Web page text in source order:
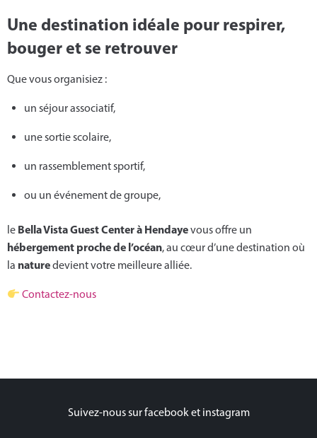
Une destination idéale pour respirer,
bouger et se retrouver
Que vous organisiez :
un séjour associatif,
une sortie scolaire,
un rassemblement sportif,
ou un événement de groupe,
le Bella Vista Guest Center à Hendayevous offre un
hébergement proche de l’océan, au cœur d’une destination où
la naturedevient votre meilleure alliée.
Contactez-nous
Suivez-nous sur facebook et instagram